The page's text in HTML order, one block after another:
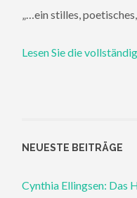
„…ein stilles,
Lesen Sie die
NEUESTE BEITRÄGE
Cynthia Ellingsen: Das